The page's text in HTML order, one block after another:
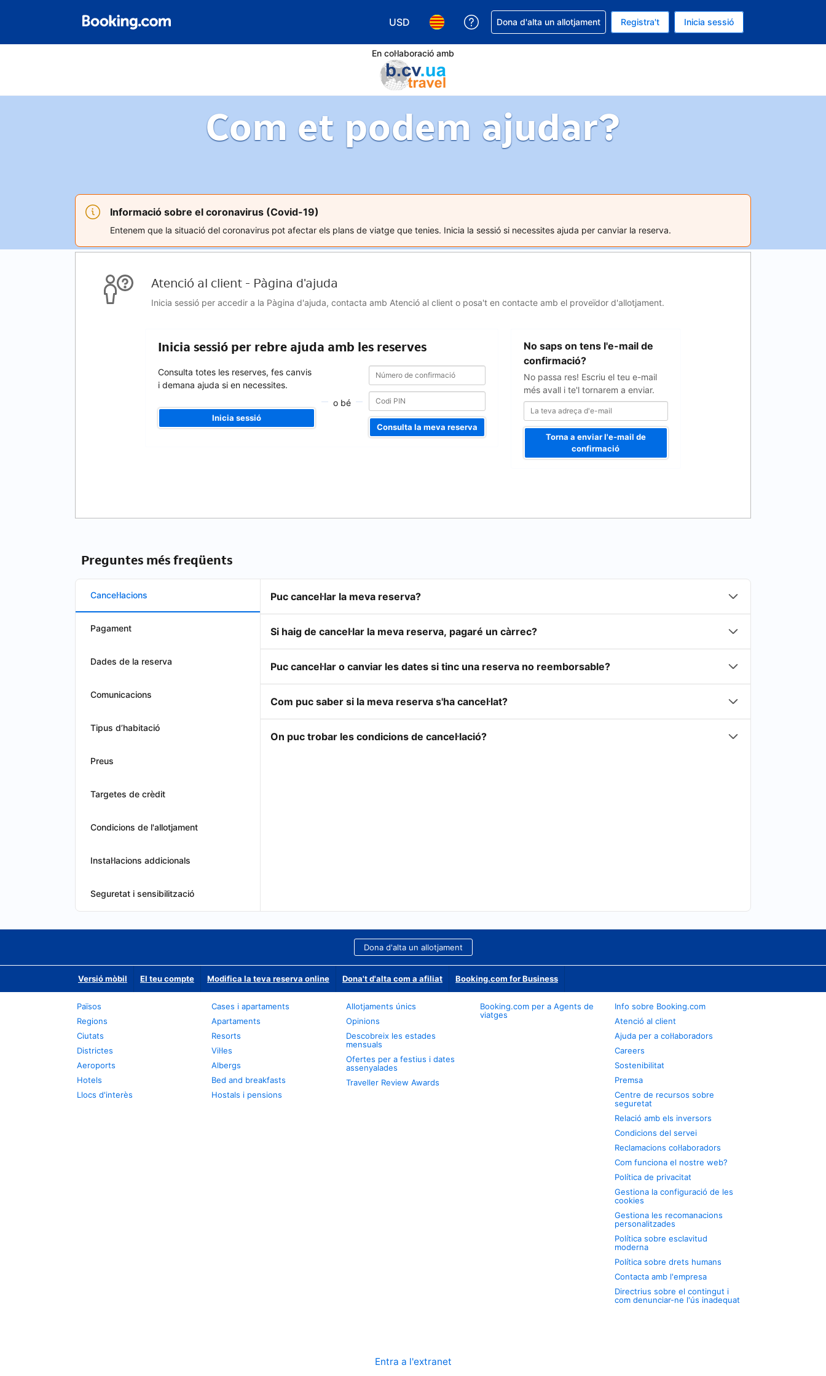
USD
Tria la moneda. La moneda actual és Dòlar dels Estats Units
Tria l'idioma. L'idioma actual és Català
Rep ajuda amb la reserva
Dona d'alta un allotjament Registra't Inicia sessió
En col·laboració amb
Com et podem ajudar?
Informació sobre el coronavirus (Covid-19)
Entenem que la situació del coronavirus pot afectar els plans de viatge que tenies. Inicia la sessió si necessites ajuda per canviar la reserva.
Atenció al client - Pàgina d'ajuda
Inicia sessió per accedir a la Pàgina d'ajuda, contacta amb Atenció al client o posa't en contacte amb el proveïdor d'allotjament.
Inicia sessió per rebre ajuda amb les reserves
Consulta totes les reserves, fes canvis
i demana ajuda si en necessites.
Inicia sessió
o bé
Número
de
confirmació
Número
confirmació
Consulta la meva reserva
No saps on tens l'e-mail de
confirmació?
No passa res! Escriu el teu e-mail
més avall i te'l tornarem a enviar.
adreça
Torna a enviar l'e-mail de
confirmació
Preguntes més freqüents
Cancel·lacions
Pagament
Dades de la reserva
Comunicacions
Tipus d’habitació
Preus
Targetes de crèdit
Condicions de l'allotjament
Instal·lacions addicionals
Seguretat i sensibilització
Puc cancel·lar la meva reserva?
Si haig de cancel·lar la meva reserva, pagaré un càrrec?
Puc cancel·lar o canviar les dates si tinc una reserva no reemborsable?
Com puc saber si la meva reserva s'ha cancel·lat?
On puc trobar les condicions de cancel·lació?
Dona d'alta un allotjament
Versió mòbil El teu compte Modifica la teva reserva online Dona't d'alta com a afiliat Booking.com for Business
Països
Regions
Ciutats
Districtes
Aeroports
Hotels
Llocs d'interès
Cases i apartaments
Apartaments
Resorts
Vil·les
Albergs
Bed and breakfasts
Hostals i pensions
Allotjaments únics
Opinions
Descobreix les estades
mensuals
Ofertes per a festius i dates
assenyalades
Traveller Review Awards
Booking.com per a Agents de
viatges
Info sobre Booking.com
Atenció al client
Ajuda per a col·laboradors
Careers
Sostenibilitat
Premsa
Centre de recursos sobre
seguretat
Relació amb els inversors
Condicions del servei
Reclamacions col·laboradors
Com funciona el nostre web?
Política de privacitat
Gestiona la configuració de les
cookies
Gestiona les recomanacions
personalitzades
Política sobre esclavitud
moderna
Política sobre drets humans
Contacta amb l'empresa
Directrius sobre el contingut i
com denunciar-ne l'ús inadequat
Entra a l'extranet